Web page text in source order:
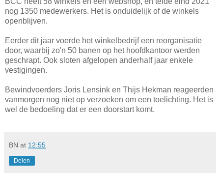
nog 1350 medewerkers. Het is onduidelijk of de winkels
openblijven.
Eerder dit jaar voerde het winkelbedrijf een reorganisatie
door, waarbij zo'n 50 banen op het hoofdkantoor werden
geschrapt. Ook sloten afgelopen anderhalf jaar enkele
vestigingen.
Bewindvoerders Joris Lensink en Thijs Hekman reageerden
vanmorgen nog niet op verzoeken om een toelichting. Het is
wel de bedoeling dat er een doorstart komt.
BN at 12:55
Delen